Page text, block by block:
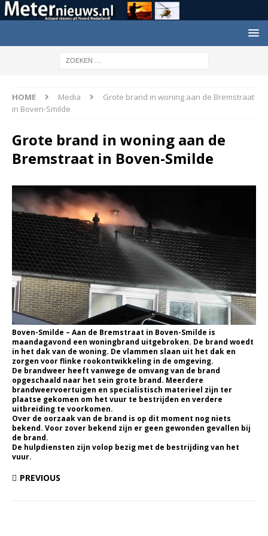
HOME Media
Grote brand in woning aan de Bremstraat
in Boven-Smilde
Grote brand in woning aan de
Bremstraat in Boven-Smilde
Boven-Smilde – Aan de Bremstraat in Boven-Smilde is
maandagavond een woningbrand uitgebroken. De brand woedt
in het dak van de woning. De vlammen slaan uit het dak en
zorgen voor flinke rookontwikkeling in de omgeving.
De brandweer heeft vanwege de omvang van de brand
opgeschaald naar het sein grote brand. Meerdere
brandweervoertuigen en specialistisch materieel zijn ter
plaatse gekomen om het vuur te bestrijden en verdere
uitbreiding te voorkomen.
Over de oorzaak van de brand is op dit moment nog niets
bekend. Voor zover bekend zijn er geen gewonden gevallen bij
de brand.
De hulpdiensten zijn volop bezig met de bestrijding van het
vuur.
PREVIOUS